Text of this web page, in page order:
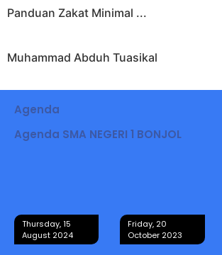
Panduan Zakat Minimal ...
Muhammad Abduh Tuasikal
Agenda
Agenda SMA NEGERI 1 BONJOL
Thursday, 15
August 2024
Friday, 20
October 2023